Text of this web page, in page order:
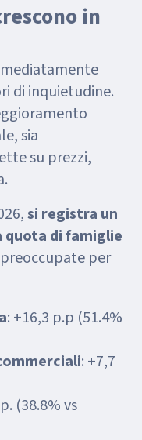
in
di inquietudine.
sia
su prezzi,
si registra un
di famiglie
per
: +16,3 p.p (51.4%
: +7,7
(38.8% vs